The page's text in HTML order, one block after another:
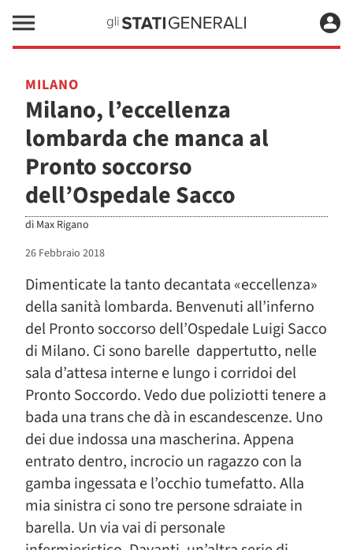
MILANO
Milano, l’eccellenza
lombarda che manca al
Pronto soccorso
dell’Ospedale Sacco
di Max Rigano
26 Febbraio 2018
Dimenticate la tanto decantata «eccellenza»
della sanità lombarda. Benvenuti all’inferno
del Pronto soccorso dell’Ospedale Luigi Sacco
di Milano. Ci sono barelle dappertutto, nelle
sala d’attesa interne e lungo i corridoi del
Pronto Soccordo. Vedo due poliziotti tenere a
bada una trans che dà in escandescenze. Uno
dei due indossa una mascherina. Appena
entrato dentro, incrocio un ragazzo con la
gamba ingessata e l’occhio tumefatto. Alla
mia sinistra ci sono tre persone sdraiate in
barella. Un via vai di personale